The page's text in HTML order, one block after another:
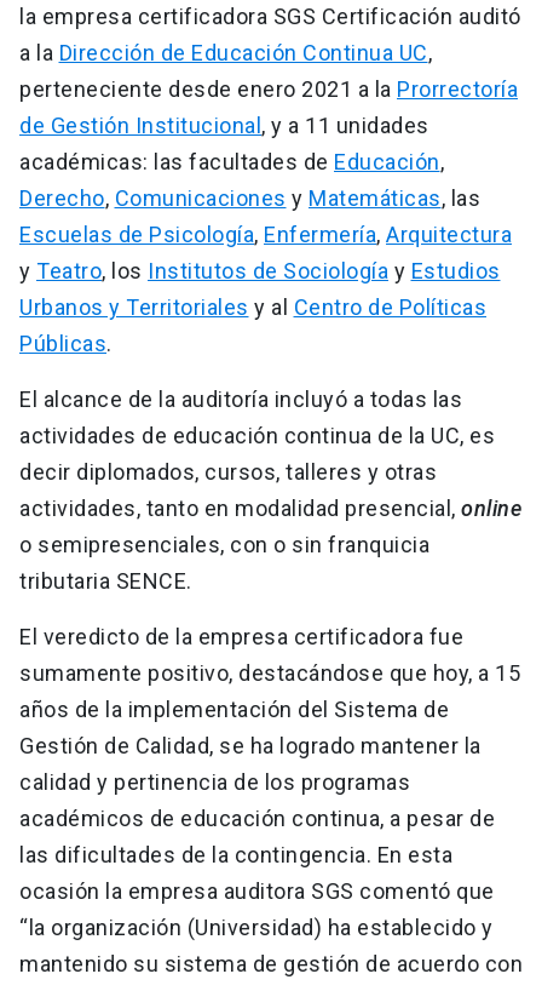
la empresa certificadora SGS Certificación auditó
a la Dirección de Educación Continua UC,
perteneciente desde enero 2021 a la Prorrectoría
de Gestión Institucional , y a 11 unidades
académicas: las facultades de Educación,
Derecho, Comunicaciones y Matemáticas, las
Escuelas de Psicología, Enfermería, Arquitectura
y Teatro, los Institutos de Sociología y Estudios
Urbanos y Territoriales y al Centro de Políticas
Públicas.
El alcance de la auditoría incluyó a todas las
actividades de educación continua de la UC, es
decir diplomados, cursos, talleres y otras
actividades, tanto en modalidad presencial, online
o semipresenciales, con o sin franquicia
tributaria SENCE.
El veredicto de la empresa certificadora fue
sumamente positivo, destacándose que hoy, a 15
años de la implementación del Sistema de
Gestión de Calidad, se ha logrado mantener la
calidad y pertinencia de los programas
académicos de educación continua, a pesar de
las dificultades de la contingencia. En esta
ocasión la empresa auditora SGS comentó que
“la organización (Universidad) ha establecido y
mantenido su sistema de gestión de acuerdo con